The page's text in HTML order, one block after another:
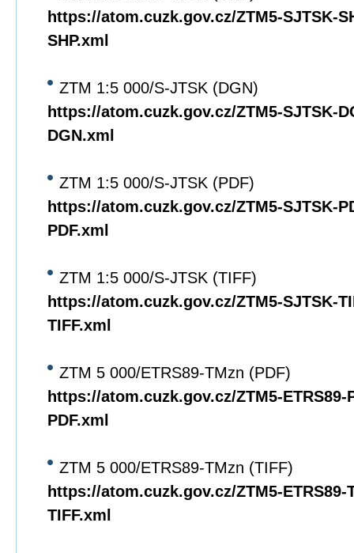
https://atom.cuzk.gov.cz/ZTM5-SJTSK-
SHP.xml
ZTM 1:5 000/S-JTSK (DGN)
https://atom.cuzk.gov.cz/ZTM5-SJTSK-
DGN.xml
ZTM 1:5 000/S-JTSK (PDF)
https://atom.cuzk.gov.cz/ZTM5-SJTSK-
PDF.xml
ZTM 1:5 000/S-JTSK (TIFF)
https://atom.cuzk.gov.cz/ZTM5-SJTSK-
TIFF.xml
ZTM 5 000/ETRS89-TMzn (PDF)
https://atom.cuzk.gov.cz/ZTM5-ETRS89-
PDF.xml
ZTM 5 000/ETRS89-TMzn (TIFF)
https://atom.cuzk.gov.cz/ZTM5-ETRS89-
TIFF.xml